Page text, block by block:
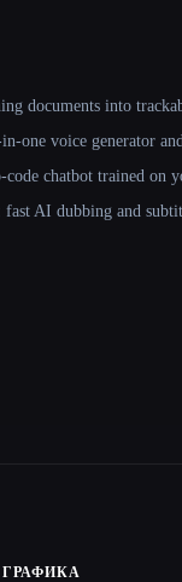
documents into
one voice generator
chatbot trained on
AI dubbing and